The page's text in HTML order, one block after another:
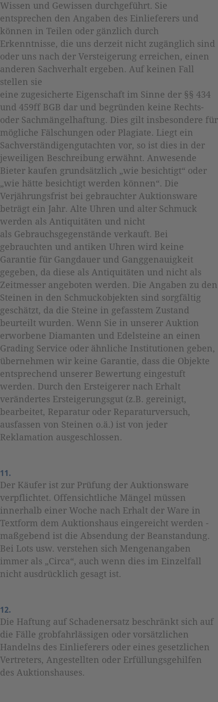
Wissen und Gewissen durchgeführt. Sie
entsprechen den Angaben des Einlieferers und
können in Teilen oder gänzlich durch
Erkenntnisse, die uns derzeit nicht zugänglich sind
oder uns nach der Versteigerung erreichen, einen
anderen Sachverhalt ergeben. Auf keinen Fall
stellen sie
eine zugesicherte Eigenschaft im Sinne der §§ 434
und 459ff BGB dar und begründen keine Rechts-
oder Sachmängelhaftung. Dies gilt insbesondere für
mögliche Fälschungen oder Plagiate. Liegt ein
Sachverständigengutachten vor, so ist dies in der
jeweiligen Beschreibung erwähnt. Anwesende
Bieter kaufen grundsätzlich „wie besichtigt“ oder
„wie hätte besichtigt werden können“. Die
Verjährungsfrist bei gebrauchter Auktionsware
beträgt ein Jahr. Alte Uhren und alter Schmuck
werden als Antiquitäten und nicht
als Gebrauchsgegenstände verkauft. Bei
gebrauchten und antiken Uhren wird keine
Garantie für Gangdauer und Ganggenauigkeit
gegeben, da diese als Antiquitäten und nicht als
Zeitmesser angeboten werden. Die Angaben zu den
Steinen in den Schmuckobjekten sind sorgfältig
geschätzt, da die Steine in gefasstem Zustand
beurteilt wurden. Wenn Sie in unserer Auktion
erworbene Diamanten und Edelsteine an einen
Grading Service oder ähnliche Institutionen geben,
übernehmen wir keine Garantie, dass die Objekte
entsprechend unserer Bewertung eingestuft
werden. Durch den Ersteigerer nach Erhalt
verändertes Ersteigerungsgut (z.B. gereinigt,
bearbeitet, Reparatur oder Reparaturversuch,
ausfassen von Steinen o.ä.) ist von jeder
Reklamation ausgeschlossen.
11.
Der Käufer ist zur Prüfung der Auktionsware
verpflichtet. Offensichtliche Mängel müssen
innerhalb einer Woche nach Erhalt der Ware in
Textform dem Auktionshaus eingereicht werden -
maßgebend ist die Absendung der Beanstandung.
Bei Lots usw. verstehen sich Mengenangaben
immer als „Circa“, auch wenn dies im Einzelfall
nicht ausdrücklich gesagt ist.
12.
Die Haftung auf Schadenersatz beschränkt sich auf
die Fälle grobfahrlässigen oder vorsätzlichen
Handelns des Einlieferers oder eines gesetzlichen
Vertreters, Angestellten oder Erfüllungsgehilfen
des Auktionshauses.